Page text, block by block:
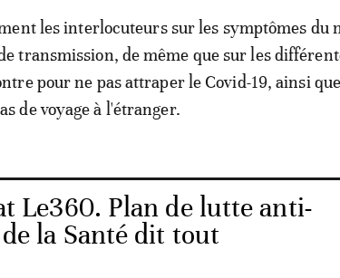
les interlocuteurs sur les symptômes du
transmission, de même que sur les
pour ne pas attraper le Covid-19, ainsi
de voyage à l'étranger.
Le360. Plan de lutte anti-
la Santé dit tout